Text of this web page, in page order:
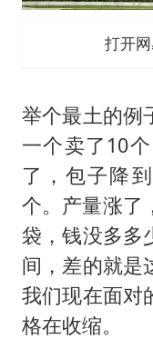
打开
举个最土的例
一个卖了10
了，包子降
个。产量涨了
袋，钱没多多
间，差的就是
我们现在面
格在收缩。